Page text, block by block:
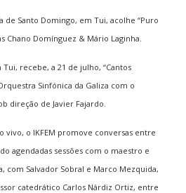
de Santo Domingo, em Tui, acolhe “Puro
Chano Domínguez & Mário Laginha.
recebe, a 21 de julho, “Cantos
Sinfónica da Galiza com o
direção de Javier Fajardo.
vivo, o IKFEM promove conversas entre
agendadas sessões com o maestro e
com Salvador Sobral e Marco Mezquida,
catedrático Carlos Nárdiz Ortiz, entre